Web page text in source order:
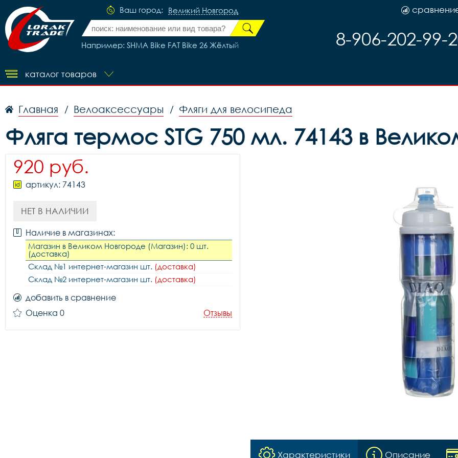
Ваш город: Великий Новгород
Например: SHMA Bike FAT Bike 26 Жёлтый 8-906-202-99-
каталог товаров
Главная / Велоаксессуары / Фляги для велосипеда
Фляга термос STG 750 мл. 74143 в
920 руб.
артикул: 74143
НЕТ В НАЛИЧИИ
Наличие в магазинах:
Магазин в Великом Новгороде (Магазин): 0 шт.
(доставка)
Склад №1 интернет-магазин шт. (доставка)
Склад №2 интернет-магазин шт. (доставка)
добавить в сравнение
Оценка 0
Отзывы
Характеристики Описание